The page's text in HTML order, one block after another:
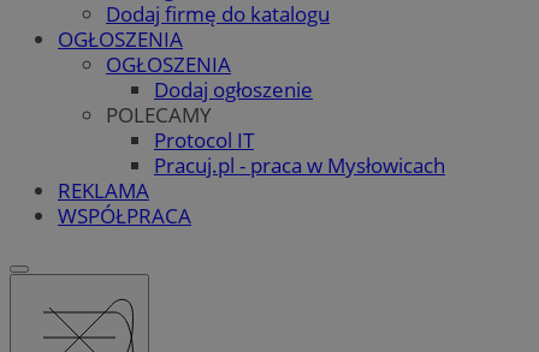
Dodaj firmę do katalogu
OGŁOSZENIA
OGŁOSZENIA
Dodaj ogłoszenie
POLECAMY
Protocol IT
Pracuj.pl - praca w Mysłowicach
REKLAMA
WSPÓŁPRACA